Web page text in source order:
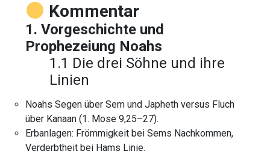
Kommentar
1. Vorgeschichte und
Prophezeiung Noahs
1.1 Die drei Söhne und ihre
Linien
Noahs Segen über Sem und Japheth versus Fluch
über Kanaan (1. Mose 9,25–27).
Erbanlagen: Frömmigkeit bei Sems Nachkommen,
Verderbtheit bei Hams Linie.